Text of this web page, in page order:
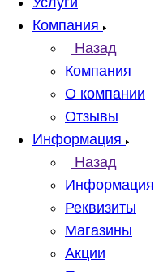
Компания
Назад
Компания
О компании
Отзывы
Информация
Назад
Информация
Реквизиты
Магазины
Акции